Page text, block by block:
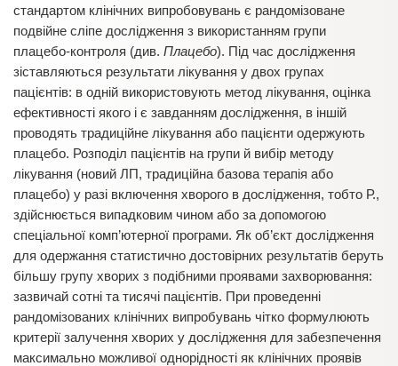
стандартом клінічних випробовувань є рандомізоване
подвійне сліпе дослідження з використанням групи
плацебо-контроля (див. Плацебо). Під час дослідження
зіставляються результати лікування у двох групах
пацієнтів: в одній використовують метод лікування, оцінка
ефективності якого і є завданням дослідження, в іншій
проводять традиційне лікування або пацієнти одержують
плацебо. Розподіл пацієнтів на групи й вибір методу
лікування (новий ЛП, традиційна базова терапія або
плацебо) у разі включення хворого в дослідження, тобто Р.,
здійснюється випадковим чином або за допомогою
спеціальної комп’ютерної програми. Як об’єкт дослідження
для одержання статистично достовірних результатів беруть
більшу групу хворих з подібними проявами захворювання:
зазвичай сотні та тисячі пацієнтів. При проведенні
рандомізованих клінічних випробувань чітко формулюють
критерії залучення хворих у дослідження для забезпечення
максимально можливої однорідності як клінічних проявів